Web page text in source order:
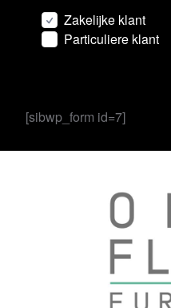
Zakelijke klant
Particuliere klant
[sibwp_form id=7]